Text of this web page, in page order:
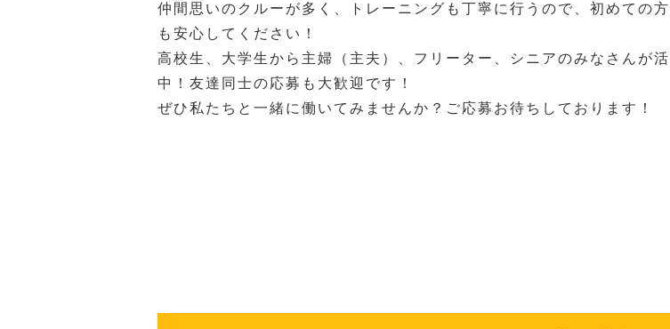
仲間思いのクルーが多く、トレーニングも丁寧に行うので、初めての
も安心してください！
高校生、大学生から主婦（主夫）、フリーター、シニアのみなさんが活
中！友達同士の応募も大歓迎です！
ぜひ私たちと一緒に働いてみませんか？ご応募お待ちしております！